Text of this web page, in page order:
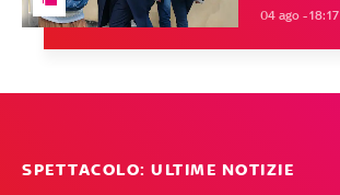
04 ago - 18:17
SPETTACOLO: ULTIME NOTIZIE